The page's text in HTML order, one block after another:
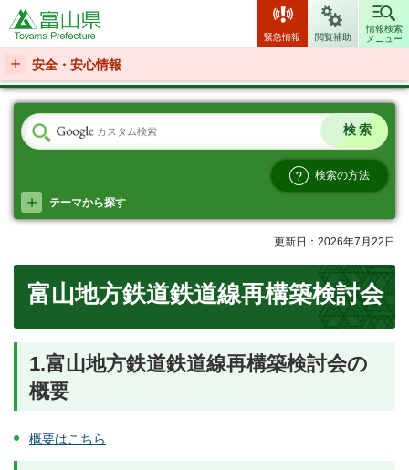
富山県
緊急情報 閲覧補助
情報検索
メニュー
安全・安心情報
検索の方法
テーマから探す
更新日：2026年7月22日
富山地方鉄道鉄道線再構築検討会
1.富山地方鉄道鉄道線再構築検討会の
概要
概要はこちら